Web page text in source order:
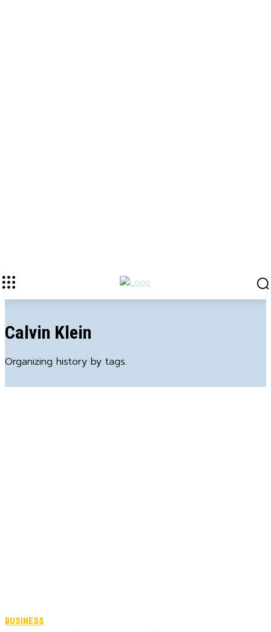
Calvin Klein
Organizing history by tags.
BUSINESS